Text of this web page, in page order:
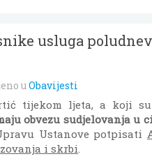
usluga
uObavijesti
tijekom ljeta, a koji
obvezu sudjelovanja u
Ustanove potpisati
i skrbi.